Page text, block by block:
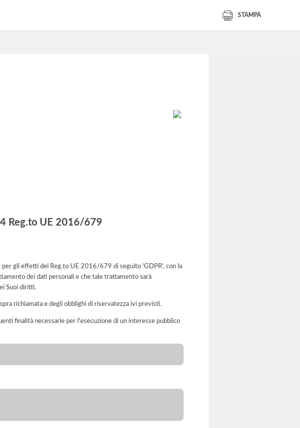
STAMPA
Reg.to UE 2016/679
per gli effetti del Reg.to UE 2016/679 di seguito 'GDPR', con la
dei dati personali e che tale trattamento sarà
Suoi diritti.
richiamata e degli obblighi di riservatezza ivi previsti.
finalità necessarie per l'esecuzione di un interesse pubblico